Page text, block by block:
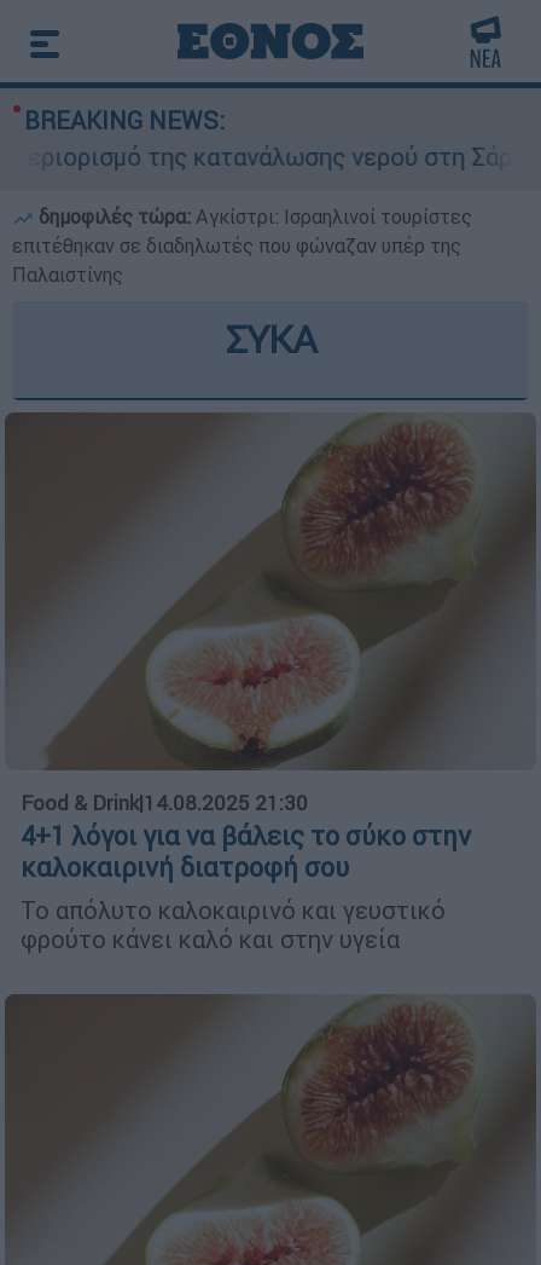
BREAKING NEWS:
της κατανάλωσης νερού στη Σάρτη
δημοφιλές τώρα: Αγκίστρι: Ισραηλινοί τουρίστες
επιτέθηκαν σε διαδηλωτές που φώναζαν υπέρ της
Παλαιστίνης
ΣΥΚΑ
Food & Drink|14.08.2025 21:30
4+1 λόγοι για να βάλεις το σύκο στην
καλοκαιρινή διατροφή σου
Το απόλυτο καλοκαιρινό και γευστικό
φρούτο κάνει καλό και στην υγεία